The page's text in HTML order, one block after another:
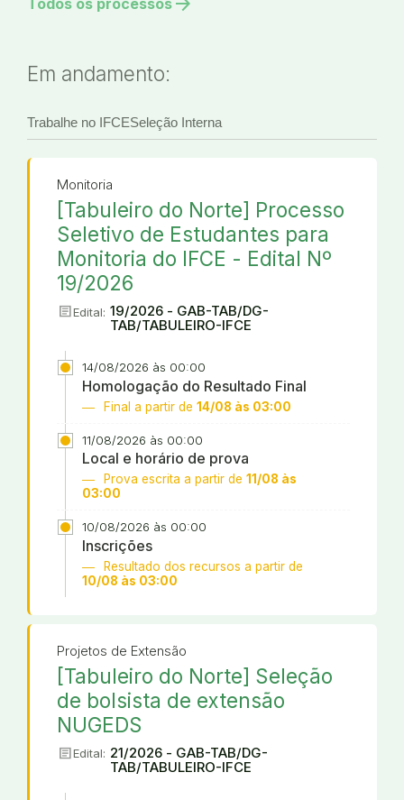
Todos os processos
Em andamento:
Trabalhe no IFCESeleção Interna
Monitoria
[Tabuleiro do Norte] Processo
Seletivo de Estudantes para
Monitoria do IFCE - Edital Nº
19/2026
articleEdital: 19/2026 - GAB-TAB/DG-
TAB/TABULEIRO-IFCE
14/08/2026 às 00:00
Homologação do Resultado Final
Final a partir de 14/08 às 03:00
11/08/2026 às 00:00
Local e horário de prova
Prova escrita a partir de 11/08 às
03:00
10/08/2026 às 00:00
Inscrições
Resultado dos recursos a partir de
10/08 às 03:00
Projetos de Extensão
[Tabuleiro do Norte] Seleção
de bolsista de extensão
NUGEDS
articleEdital: 21/2026 - GAB-TAB/DG-
TAB/TABULEIRO-IFCE